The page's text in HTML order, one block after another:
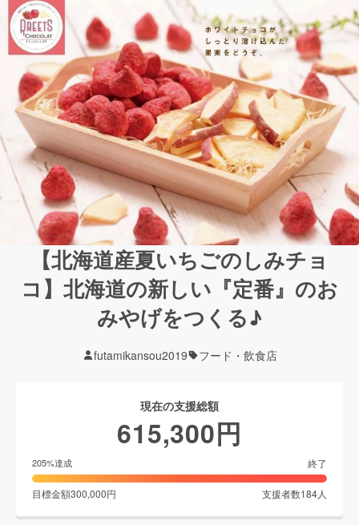
【北海道産夏いちごのしみチョ
コ】北海道の新しい『定番』のお
みやげをつくる♪
futamikansou2019 フード・飲食店
現在の支援総額
615,300円
205%達成 終了
目標金額300,000円 支援者数184人